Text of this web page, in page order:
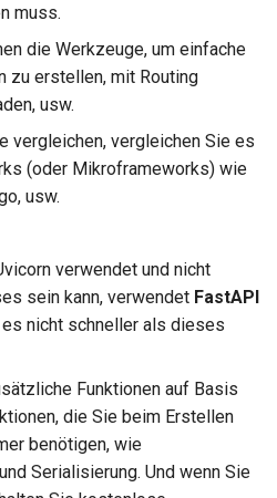
SQL (Relationale)
Datenbanken
mehrere Dateien
Server-Sent Events (SSE)
Hintergrundtasks
Dokumentations-URLs
Frontend
Fortgeschrittene Python-
Typen
Strikte Content-Type-
muss.
die Werkzeuge, um einfache
zu erstellen, mit Routing
usw.
vergleichen, vergleichen Sie es
(oder Mikroframeworks) wie
usw.
verwendet und nicht
sein kann, verwendet FastAPI
nicht schneller als dieses
Funktionen auf Basis
die Sie beim Erstellen
benötigen, wie
Serialisierung. Und wenn Sie